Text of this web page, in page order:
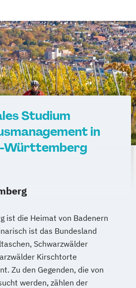
Studium
in
Württemberg
ist die Heimat von Badenern
ist das Bundesland
Schwarzwälder
Kirschtorte
Zu den Gegenden, die von
werden, zählen der